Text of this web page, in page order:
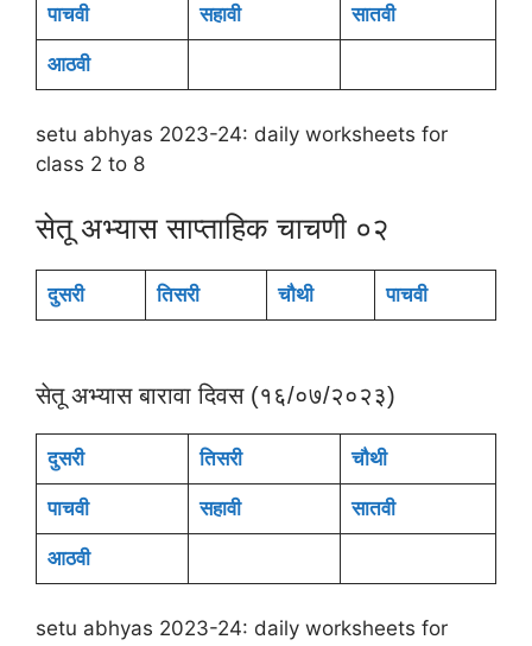
पाचवी सहावी सातवी
आठवी
setu abhyas 2023-24: daily worksheets for
class 2 to 8
सेतू अभ्यास साप्ताहिक चाचणी ०२
दुसरी तिसरी चौथी पाचवी
सेतू अभ्यास बारावा दिवस (१६/०७/२०२३)
दुसरी तिसरी चौथी
पाचवी सहावी सातवी
आठवी
setu abhyas 2023-24: daily worksheets for